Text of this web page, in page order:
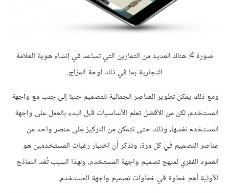
صورة 4: هناك العديد من التمارين التي تساعد في إنشاء هوية العلامة
التجارية بما في ذلك لوحة المزاج.
ومع ذلك يمكن تطوير العناصر الجمالية للتصميم جنبًا إلى جنب مع واجهة
المستخدم، لكن من الأفضل تعلم الأساسيات قبل البدء بالعمل على واجهة
المستخدم نفسها، وذلك حتى تتمكن من التركيز على عنصر واحد من
عناصر التصميم في كل مرة، وتذكر أن اختبار رغبات المستخدمين هو
العمود الفقري لمنهج تصميم واجهة المستخدم، ولهذا السبب تُعَد النماذج
الأولية أهم خطوة في خطوات تصميم واجهة المستخدم.